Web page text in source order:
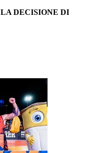
DECISIONE DI